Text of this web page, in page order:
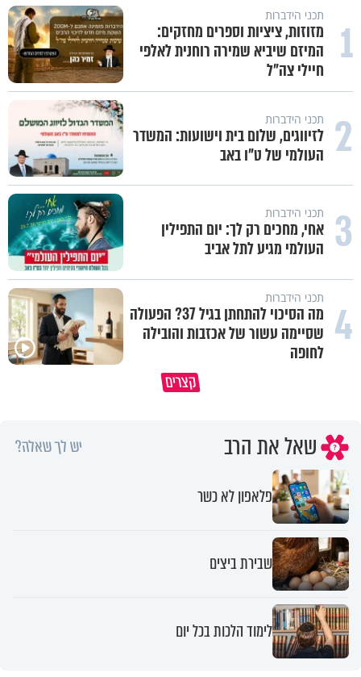
1 תכני הידברות
מזוזות, ציציות וספרים מחזקים:
המיזם שיביא שמירה רוחנית לאלפי
חיילי צה"ל
2 תכני הידברות
לזיווגים, שלום בית וישועות: המשדר
העולמי של ט"ו באב
3 תכני הידברות
אחי, מחכים רק לך: יום התפילין
העולמי מגיע לתל אביב
4 תכני הידברות
מה הסיכוי להתחתן בגיל 37? הפעולה
שסיימה עשור של אכזבות והובילה
לחופה
קצרים
שאל את הרב יש לך שאלה?
פלאפון לא כשר
שבירת ביצים
לימוד הלכות בכל יום